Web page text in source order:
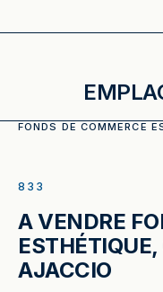
FONDS DE COMMERCE
833
A VENDRE
AJACCIO